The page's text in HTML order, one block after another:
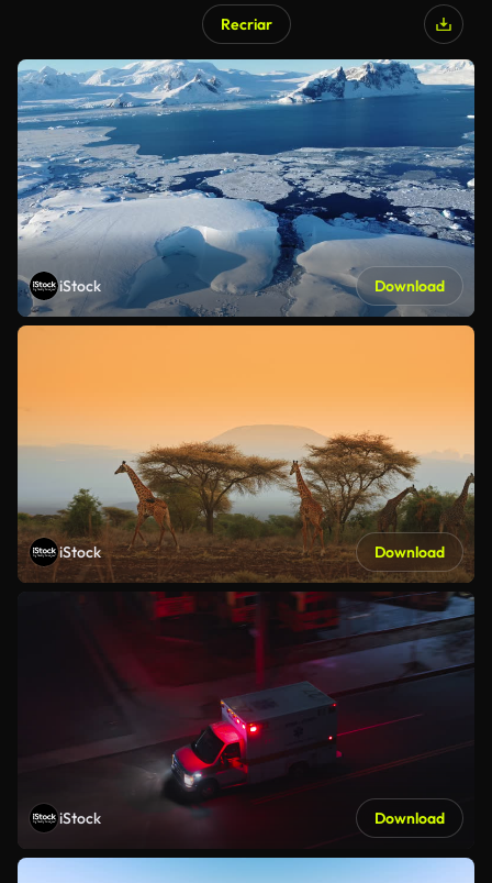
Recriar
iStock Download
iStock Download
iStock Download